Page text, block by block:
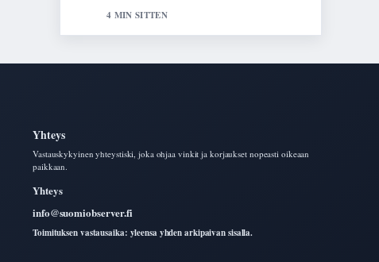
6 MIN SITTEN
Yhteys
Vastauskykyinen yhteystiski, joka ohjaa vinkit ja korjaukset nopeasti oikeaan
paikkaan.
Yhteys
info@suomiobserver.fi
Toimituksen vastausaika: yleensa yhden arkipaivan sisalla.